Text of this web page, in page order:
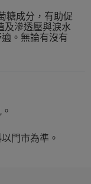
糖成分，有助促
及滲透壓與淚水
。無論有沒有
門市為準。